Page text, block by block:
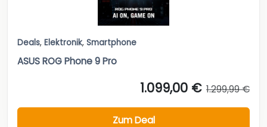
Deals, Elektronik, Smartphone
ASUS ROG Phone 9 Pro
1.099,00 € 1.299,99 €
Zum Deal